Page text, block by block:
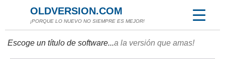
OLDVERSION.COM
¡PORQUE LO NUEVO NO SIEMPRE ES MEJOR!
Escoge un título de software...a la versión que amas!